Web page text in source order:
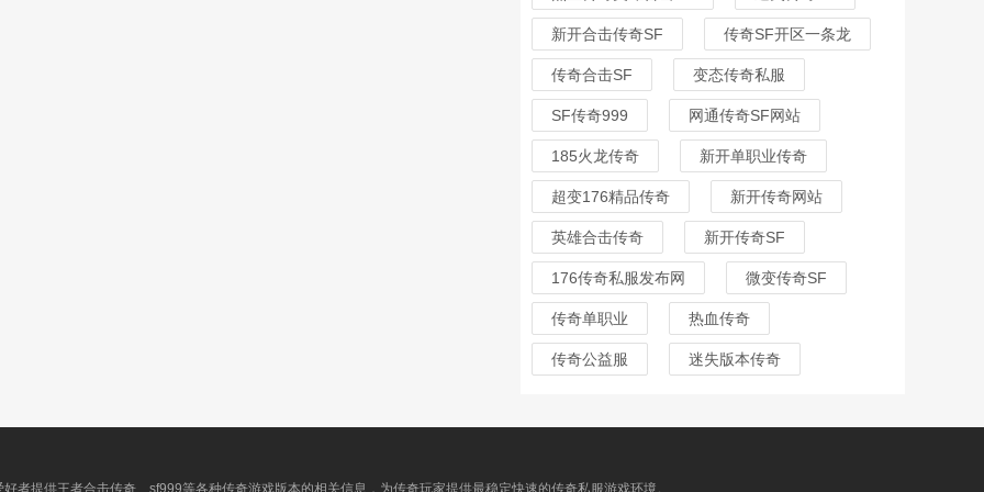
新开合击传奇SF 传奇SF开区一条龙
传奇合击SF 变态传奇私服
SF传奇999 网通传奇SF网站
185火龙传奇 新开单职业传奇
超变176精品传奇 新开传奇网站
英雄合击传奇 新开传奇SF
176传奇私服发布网 微变传奇SF
传奇单职业 热血传奇
传奇公益服 迷失版本传奇
者提供王者合击传奇、sf999等各种传奇游戏版本的相关信息，为传奇玩家提供最稳定快速的传奇私服游戏环境。